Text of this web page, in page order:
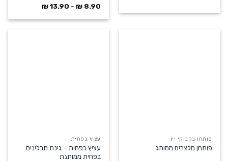
8.90
₪
-
13.90
₪
פותחן בקבוקי יין
פותחן מלצרים ממותג
עציץ בפחית
עציץ בפחית – גינת תבלינים
בפחית ממותגת